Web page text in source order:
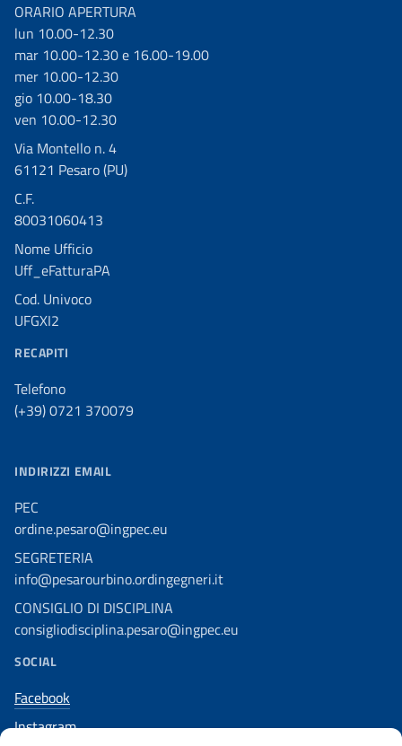
ORARIO APERTURA
lun 10.00-12.30
mar 10.00-12.30 e 16.00-19.00
mer 10.00-12.30
gio 10.00-18.30
ven 10.00-12.30
Via Montello n. 4
61121 Pesaro (PU)
C.F.
80031060413
Nome Ufficio
Uff_eFatturaPA
Cod. Univoco
UFGXI2
RECAPITI
Telefono
(+39) 0721 370079
INDIRIZZI EMAIL
PEC
ordine.pesaro@ingpec.eu
SEGRETERIA
info@pesarourbino.ordingegneri.it
CONSIGLIO DI DISCIPLINA
consigliodisciplina.pesaro@ingpec.eu
SOCIAL
Facebook
Instagram